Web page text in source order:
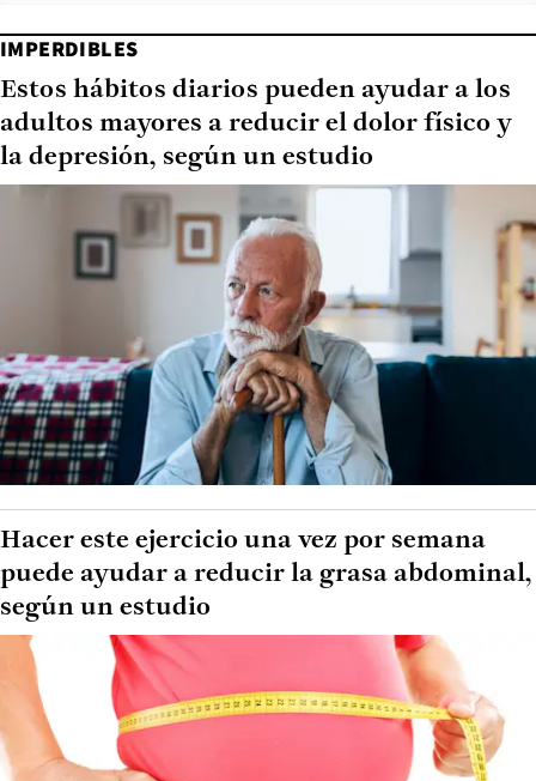
IMPERDIBLES
Estos hábitos diarios pueden ayudar a los
adultos mayores a reducir el dolor físico y
la depresión, según un estudio
Hacer este ejercicio una vez por semana
puede ayudar a reducir la grasa abdominal,
según un estudio